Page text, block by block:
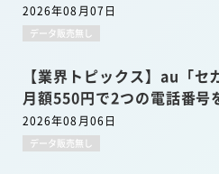
2026年08月07日
データ販売無し
【業界トピックス】au「セ
月額550円で2つの電話番号
2026年08月06日
データ販売無し